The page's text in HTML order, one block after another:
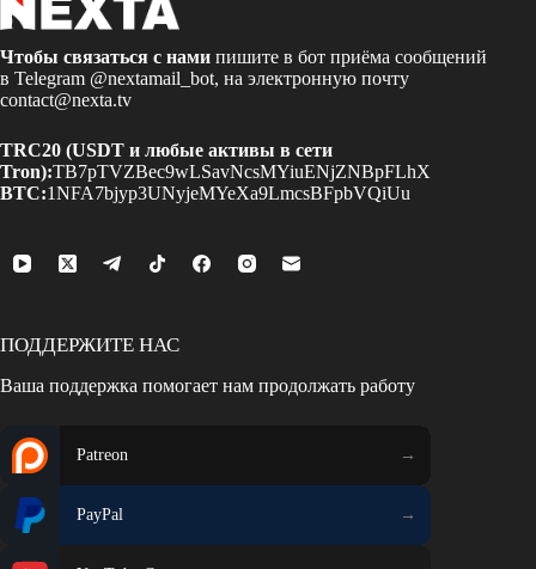
Чтобы связаться с нами пишите в бот приёма сообщений
в Telegram @nextamail_bot, на электронную почту
contact@nexta.tv
TRC20 (USDT и любые активы в сети
Tron):TB7pTVZBec9wLSavNcsMYiuENjZNBpFLhX
BTC:1NFA7bjyp3UNyjeMYeXa9LmcsBFpbVQiUu
ПОДДЕРЖИТЕ НАС
Ваша поддержка помогает нам продолжать работу
Patreon
PayPal